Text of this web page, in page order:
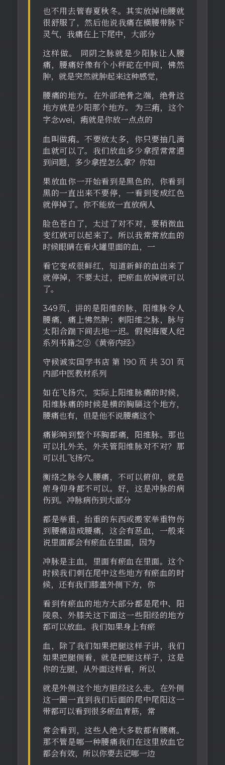
也不用去管春夏秋冬。其实放掉他腰就
很舒服了，然后他说我痛在横腰带脉下
灵气，我痛在上下尾中，大部分
这样做。 同阴之脉就是少阳脉让人腰
痛，腰痛好像有个小秤砣在中间，怫然
肿，就是突然就肿起来这种感觉，
腰痛的地方。在外部绝骨之端，绝骨这
地方就是少阳那个地方。 为三痏，这个
字念wei，痏就是你放一点点的
血叫做痏。不要放太多，你只要抽几滴
血就可以了。我们放血多少拿捏常常遇
到问题，多少拿捏怎么拿？你如
果放血你一开始看到是黑色的，你看到
黑的一直出来不要停，一看到变成红色
就停掉了。你不能放一直放病人
脸色苍白了，太过了对不对，要稍微血
变红就可以起来了。所以我常常放血的
时候眼睛在看火罐里面的血，一
看它变成很鲜红，知道新鲜的血出来了
就停掉，不要太过，把瘀血放掉就可以
了。
349页，讲的是阳维的脉，阳维脉令人
腰痛，痛上怫然肿；剌阳维之脉，脉与
太阳合踹下间去地一迟。假倪海厦人纪
系列书籍之②《黄帝内经》
守候诚实国学书店 第 190 页 共 301 页
内部中医教材系列
如在飞扬穴，实际上阳维脉痛的时候，
阳维脉痛的时候是横的胸膈这个地方，
腰痛也有，但是他不说腰痛这个
痛影响到整个环胸都痛，阳维脉。那也
可以扎外关，外关管阳维脉对不对？那
可以扎飞扬穴。
衡络之脉令人腰痛，不可以俯仰，就是
俯身仰身都不可以。好，这是冲脉的病
伤到。冲脉病伤到大部分
都是举重，抬重的东西或搬家举重物伤
到腰痛造成腰痛，这会有恶血，一般来
说里面都会有瘀血在里面，因为
冲脉是主血，里面有瘀血在里面。这个
时候我们刺在尾中这些地方有瘀血的时
候，还有我们膝盖外侧下方，你
看到有瘀血的地方大部分都是尾中、阳
陵泉、外膝关这下面这一些阳经的地方
都可以放血。我们如果身上有瘀
血，除了我们如果把腿这样子讲，我们
如果把腿侧看，就是把腿这样子，这是
你的左腿，从外面这样看，所以
就是外侧这个地方胆经这么走。在外侧
这一圈一直到我们后面的尾中尾阳这一
带都可以看到很多瘀血青筋，常
常会看到，这些人绝大多数都有腰痛。
那不管是哪一种腰痛我们在这里放血它
都会有效，所以你要去记哪一边